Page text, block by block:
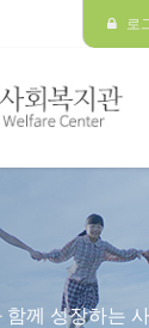
로
함께 성장하는